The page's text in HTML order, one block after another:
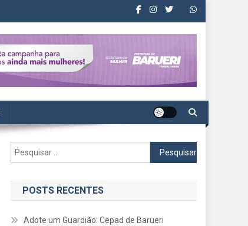
Pesquisar
por:
POSTS RECENTES
Adote um Guardião: Cepad de Barueri